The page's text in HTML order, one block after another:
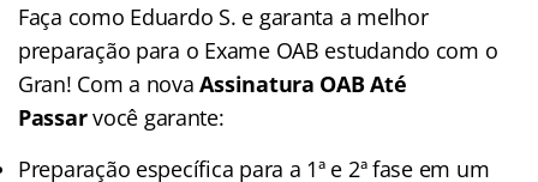
Faça como Eduardo S. e garanta a melhor
preparação para o Exame OAB estudando com o
Gran! Com a novaAssinatura OAB Até
Passarvocê garante:
Preparação específica para a 1ª e 2ª fase em um